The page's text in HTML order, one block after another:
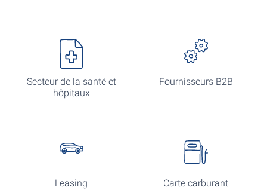
Secteur de la santé et
hôpitaux
Fournisseurs B2B
Leasing Carte carburant